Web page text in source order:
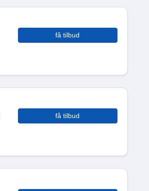
få tilbud
få tilbud